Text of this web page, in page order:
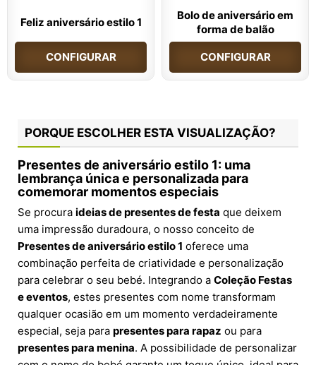
Feliz aniversário estilo 1
CONFIGURAR
Bolo de aniversário em
forma de balão
CONFIGURAR
PORQUE ESCOLHER ESTA VISUALIZAÇÃO?
Presentes de aniversário estilo 1: uma
lembrança única e personalizada para
comemorar momentos especiais
Se procura ideias de presentes de festa que deixem
uma impressão duradoura, o nosso conceito de
Presentes de aniversário estilo 1 oferece uma
combinação perfeita de criatividade e personalização
para celebrar o seu bebé. Integrando a Coleção Festas
e eventos, estes presentes com nome transformam
qualquer ocasião em um momento verdadeiramente
especial, seja para presentes para rapaz ou para
presentes para menina. A possibilidade de personalizar